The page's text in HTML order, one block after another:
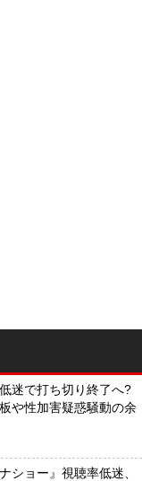
迷で打ち切り終了へ?
や性加害疑惑騒動の余
ショー』視聴率低迷、